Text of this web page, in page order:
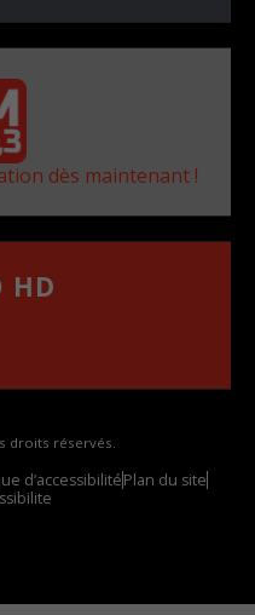
dès maintenant !
HD
droits réservés.
d’accessibilitéPlan du site